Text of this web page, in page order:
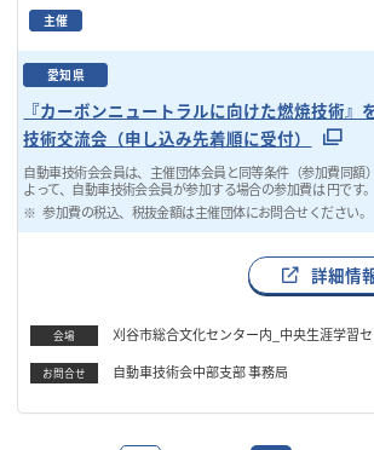
主催
愛知県
『カーボンニュートラルに向けた燃焼技術』
技術交流会（申し込み先着順に受付）
自動車技術会会員は、主催団体会員と同等条件（参加費同額
よって、自動車技術会会員が参加する場合の参加費は 円です。
参加費の税込、税抜金額は主催団体にお問合せください。
詳細情
会場 刈谷市総合文化センター内_中央生涯学習
お問合せ 自動車技術会中部支部 事務局